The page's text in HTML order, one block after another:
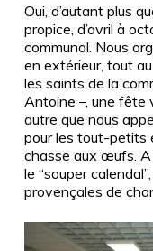
Oui, d’autant plus
propice, d’avril à
communal. Nous
en extérieur, tout
les saints de la
Antoine –, une fête
autre que nous
pour les tout-petits
chasse aux œufs. A
le “souper
provençales de